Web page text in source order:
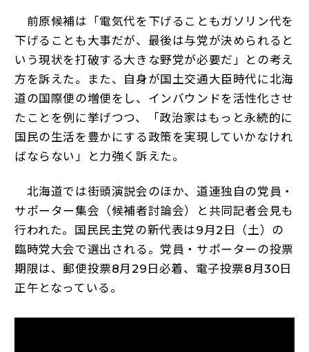
前原候補は「電気代を下げることもガソリン代を
下げることも大事だが、最後は与党が決められると
いう現状を打破する大きな野党が必要だ」との考え
方を訴えた。また、自身が国土交通大臣時代に北海
道の国際便の増便をし、インバウンドを活性化させ
たことを例に挙げつつ、「政治家はもっと永続的に
国民の生活を豊かにする政策を実現していかなけれ
ばならない」と力強く訴えた。
北海道では街頭演説会のほか、道連独自の党員・
サポーター集会（候補者討論会）と共同記者会見も
行われた。国民民主党の新代表は9月2日（土）の
臨時党大会で選出される。党員・サポーターの投票
期限は、郵便投票8月29日必着、電子投票8月30日
正午となっている。